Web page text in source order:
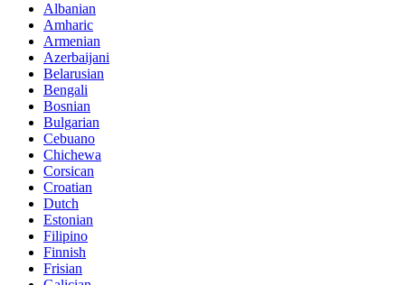
Albanian
Amharic
Armenian
Azerbaijani
Belarusian
Bengali
Bosnian
Bulgarian
Cebuano
Chichewa
Corsican
Croatian
Dutch
Estonian
Filipino
Finnish
Frisian